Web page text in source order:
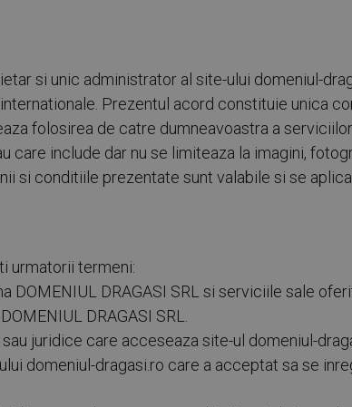
si unic administrator al site-ului domeniul-
Prezentul acord constituie unica
folosirea de catre dumneavoastra a
care include dar nu se limiteaza la imagini,
si conditiile prezentate sunt valabile si se
urmatorii termeni:
DOMENIUL DRAGASI SRL si serviciile sale
DRAGASI SRL.
juridice care acceseaza site-ul domeniul-
domeniul-dragasi.ro care a acceptat sa se